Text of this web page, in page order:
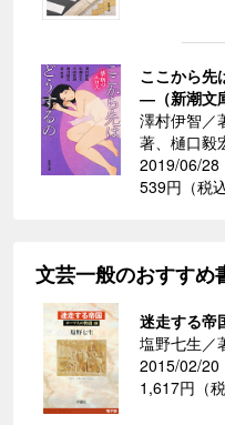
ここから先
―（新潮文
澤村伊智／
著、樋口毅
2019/06/28
539円（税込
文芸一般のおすすめ
迷走する帝
塩野七生／
2015/02/20
1,617円（税